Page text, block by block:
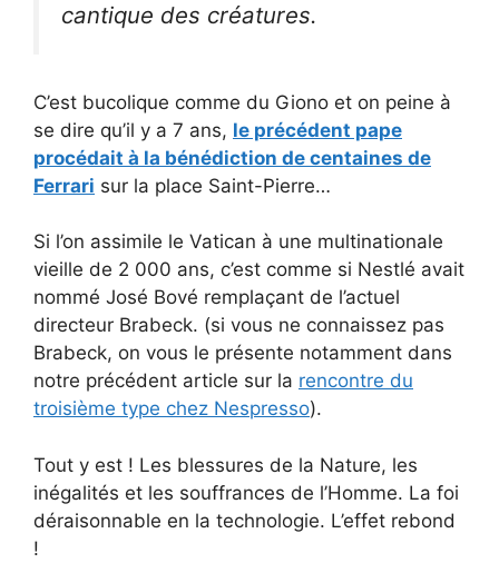
cantique des créatures.
C’est bucolique comme du Giono et on peine à
se dire qu’il y a 7 ans, le précédent pape
procédait à la bénédiction de centaines de
Ferrari sur la place Saint-Pierre…
Si l’on assimile le Vatican à une multinationale
vieille de 2 000 ans, c’est comme si Nestlé avait
nommé José Bové remplaçant de l’actuel
directeur Brabeck. (si vous ne connaissez pas
Brabeck, on vous le présente notamment dans
notre précédent article sur la rencontre du
troisième type chez Nespresso).
Tout y est ! Les blessures de la Nature, les
inégalités et les souffrances de l’Homme. La foi
déraisonnable en la technologie. L’effet rebond
!